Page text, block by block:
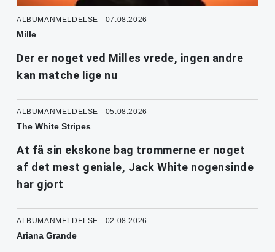
ALBUMANMELDELSE - 07.08.2026
Mille
Der er noget ved Milles vrede, ingen andre
kan matche lige nu
ALBUMANMELDELSE - 05.08.2026
The White Stripes
At få sin ekskone bag trommerne er noget
af det mest geniale, Jack White nogensinde
har gjort
ALBUMANMELDELSE - 02.08.2026
Ariana Grande